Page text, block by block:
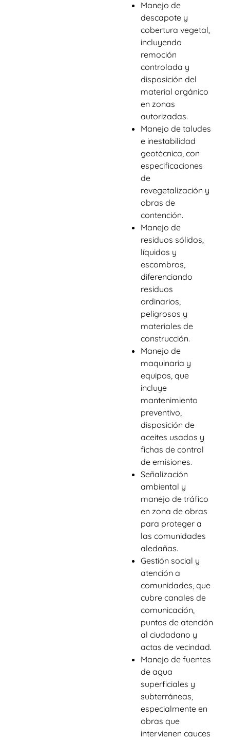
Manejo de
descapote y
cobertura vegetal,
incluyendo
remoción
controlada y
disposición del
material orgánico
en zonas
autorizadas.
Manejo de taludes
e inestabilidad
geotécnica, con
especificaciones
de
revegetalización y
obras de
contención.
Manejo de
residuos sólidos,
líquidos y
escombros,
diferenciando
residuos
ordinarios,
peligrosos y
materiales de
construcción.
Manejo de
maquinaria y
equipos, que
incluye
mantenimiento
preventivo,
disposición de
aceites usados y
fichas de control
de emisiones.
Señalización
ambiental y
manejo de tráfico
en zona de obras
para proteger a
las comunidades
aledañas.
Gestión social y
atención a
comunidades, que
cubre canales de
comunicación,
puntos de atención
al ciudadano y
actas de vecindad.
Manejo de fuentes
de agua
superficiales y
subterráneas,
especialmente en
obras que
intervienen cauces